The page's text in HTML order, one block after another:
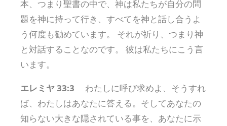
本、つまり聖書の中で、神は私たちが自分の問
題を神に持って行き、すべてを神と話し合うよ
う何度も勧めています。 それが祈り、つまり神
と対話することなのです。 彼は私たちにこう言
います。
エレミヤ 33:3 わたしに呼び求めよ、そうすれ
ば、わたしはあなたに答える。そしてあなたの
知らない大きな隠されている事を、あなたに示